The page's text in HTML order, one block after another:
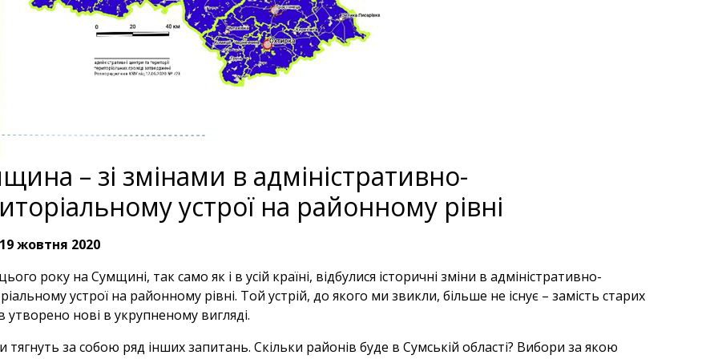
– зі змінами в адміністративно-
устрої на районному рівні
19 жовтня 2020
року на Сумщині, так само як і в усій країні, відбулися історичні зміни в адміністративно-
устрої на районному рівні. Той устрій, до якого ми звикли, більше не існує – замість старих
утворено нові в укрупненому вигляді.
тягнуть за собою ряд інших запитань. Скільки районів буде в Сумській області? Вибори за якою